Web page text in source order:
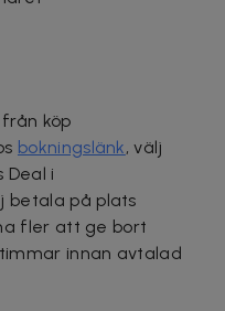
köp
bokningslänk, välj
Deal i
betala på plats
fler att ge bort
innan avtalad